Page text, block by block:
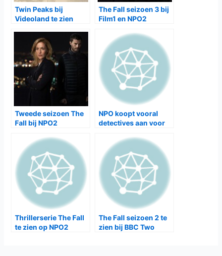
Twin Peaks bij
Videoland te zien
The Fall seizoen 3 bij
Film1 en NPO2
Tweede seizoen The
Fall bij NPO2
NPO koopt vooral
detectives aan voor
Thrillerserie The Fall
te zien op NPO2
The Fall seizoen 2 te
zien bij BBC Two